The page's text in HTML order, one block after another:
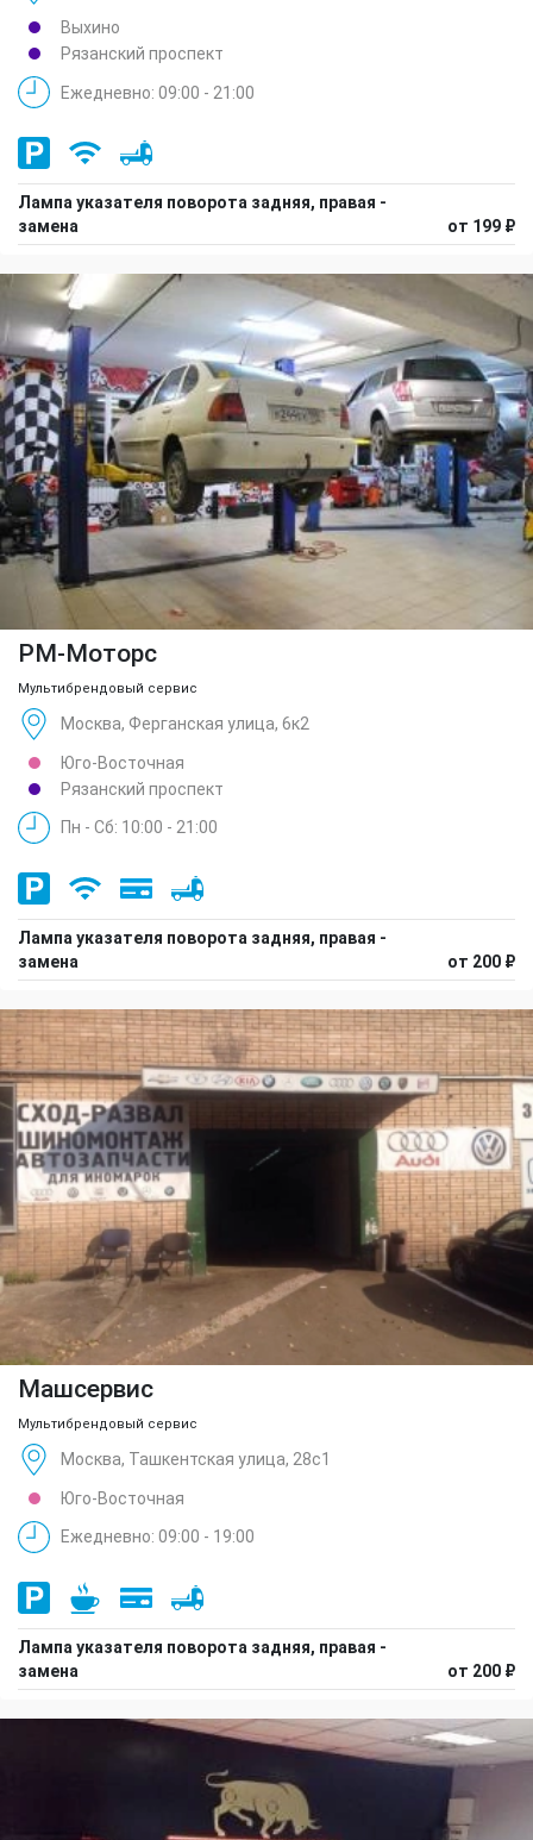
Выхино
Рязанский проспект
Ежедневно: 09:00 - 21:00
Лампа указателя поворота задняя, правая -
замена
от 199 ₽
РМ-Моторс
Мультибрендовый сервис
Москва, Ферганская улица, 6к2
Юго-Восточная
Рязанский проспект
Пн - Сб: 10:00 - 21:00
Лампа указателя поворота задняя, правая -
замена
от 200 ₽
Машсервис
Мультибрендовый сервис
Москва, Ташкентская улица, 28с1
Юго-Восточная
Ежедневно: 09:00 - 19:00
Лампа указателя поворота задняя, правая -
замена
от 200 ₽